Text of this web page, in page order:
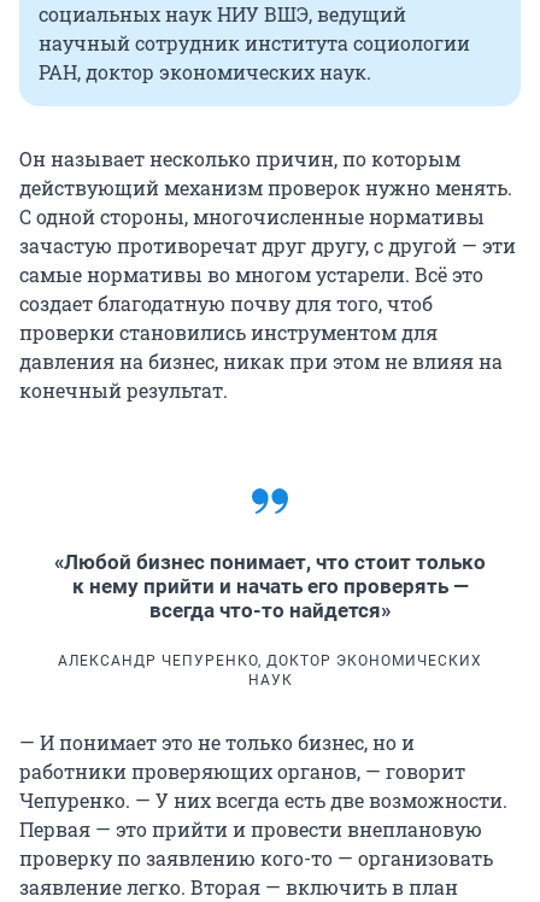
социальных наук НИУ ВШЭ, ведущий
научный сотрудник института социологии
РАН, доктор экономических наук.
Он называет несколько причин, по которым
действующий механизм проверок нужно менять.
С одной стороны, многочисленные нормативы
зачастую противоречат друг другу, с другой — эти
самые нормативы во многом устарели. Всё это
создает благодатную почву для того, чтоб
проверки становились инструментом для
давления на бизнес, никак при этом не влияя на
конечный результат.
«Любой бизнес понимает, что стоит только
к нему прийти и начать его проверять —
всегда что-то найдется»
АЛЕКСАНДР ЧЕПУРЕНКО, ДОКТОР ЭКОНОМИЧЕСКИХ
НАУК
— И понимает это не только бизнес, но и
работники проверяющих органов, — говорит
Чепуренко. — У них всегда есть две возможности.
Первая — это прийти и провести внеплановую
проверку по заявлению кого-то — организовать
заявление легко. Вторая — включить в план